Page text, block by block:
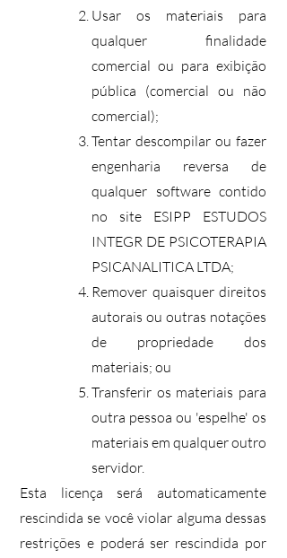
Usar os materiais para
qualquer finalidade
comercial ou para exibição
pública (comercial ou não
comercial);
Tentar descompilar ou fazer
engenharia reversa de
qualquer software contido
no site ESIPP ESTUDOS
INTEGR DE PSICOTERAPIA
PSICANALITICA LTDA;
Remover quaisquer direitos
autorais ou outras notações
de propriedade dos
materiais; ou
Transferir os materiais para
outra pessoa ou 'espelhe' os
materiais em qualquer outro
servidor.
Esta licença será automaticamente
rescindida se você violar alguma dessas
restrições e poderá ser rescindida por